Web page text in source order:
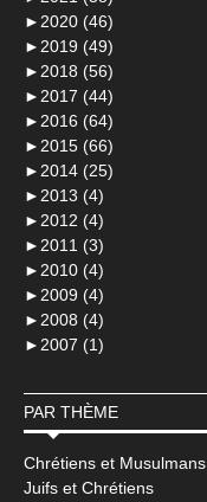
► 2020 (46)
► 2019 (49)
► 2018 (56)
► 2017 (44)
► 2016 (64)
► 2015 (66)
► 2014 (25)
► 2013 (4)
► 2012 (4)
► 2011 (3)
► 2010 (4)
► 2009 (4)
► 2008 (4)
► 2007 (1)
PAR THÈME
Chrétiens et Musulmans
Juifs et Chrétiens